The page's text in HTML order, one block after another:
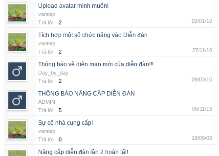
Upload avatar mình muốn!
vantiep
Trả lời:
2 02/01/10
Tích hợp một số chức năng vào Diễn đàn
vantiep
Trả lời:
2 27/11/10
Thông báo về diện mạo mới của diễn đàn!!!
Day_by_day
Trả lời:
2 09/03/10
THÔNG BÁO NÂNG CẤP DIỄN ĐÀN
ADMIN
Trả lời:
5 05/11/13
Sự cố nhà cung cấp!
vantiep
Trả lời:
0 18/09/09
Nâng cấp diễn đàn lần 2 hoàn tất!